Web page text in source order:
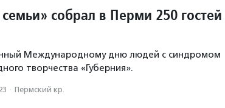
собрал в Перми 250 гостей
Международному дню людей с синдромом
творчества «Губерния».
· Пермский кр.